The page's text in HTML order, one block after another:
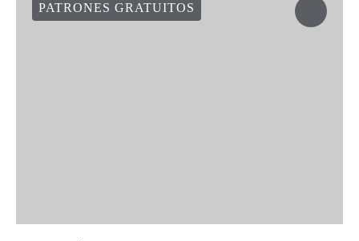
PATRONES GRATUITOS